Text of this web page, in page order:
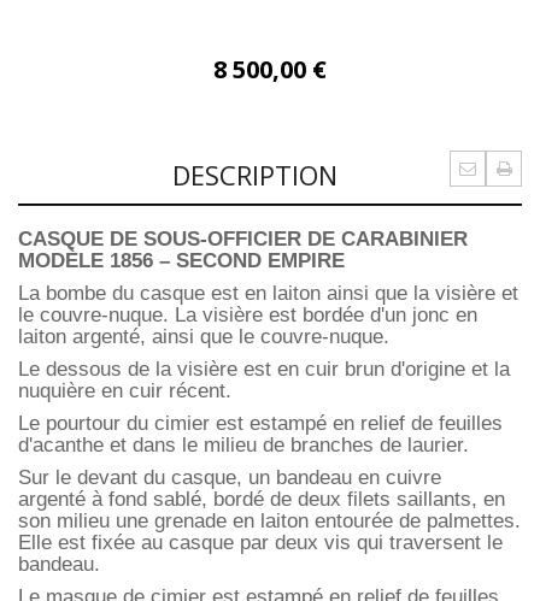
8 500,00 €
DESCRIPTION
CASQUE DE SOUS-OFFICIER DE CARABINIER
MODÈLE 1856 – SECOND EMPIRE
La bombe du casque est en laiton ainsi que la visière et
le couvre-nuque. La visière est bordée d'un jonc en
laiton argenté, ainsi que le couvre-nuque.
Le dessous de la visière est en cuir brun d'origine et la
nuquière en cuir récent.
Le pourtour du cimier est estampé en relief de feuilles
d'acanthe et dans le milieu de branches de laurier.
Sur le devant du casque, un bandeau en cuivre
argenté à fond sablé, bordé de deux filets saillants, en
son milieu une grenade en laiton entourée de palmettes.
Elle est fixée au casque par deux vis qui traversent le
bandeau.